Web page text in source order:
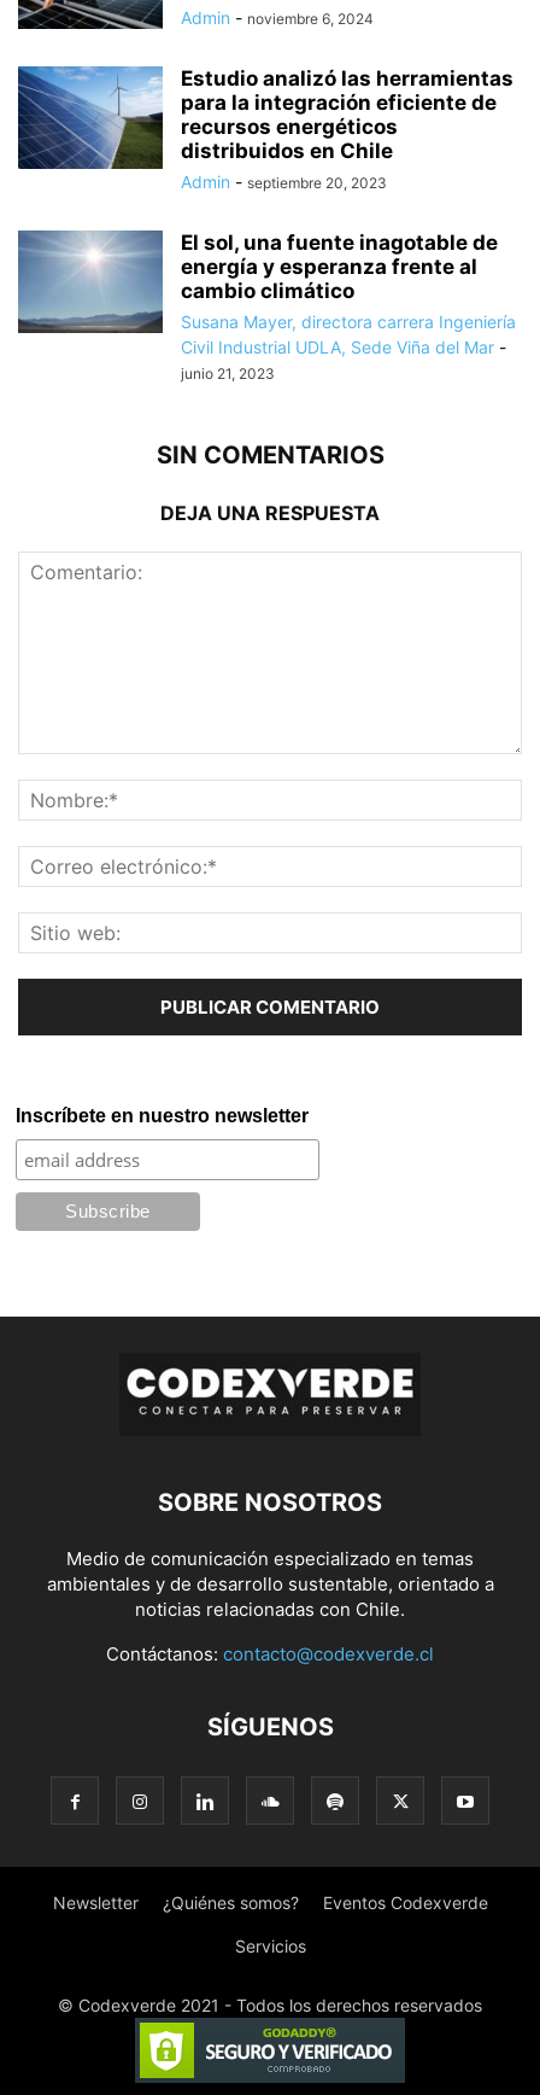
Admin - noviembre 6, 2024
Estudio analizó las herramientas
para la integración eficiente de
recursos energéticos
distribuidos en Chile
Admin - septiembre 20, 2023
El sol, una fuente inagotable de
energía y esperanza frente al
cambio climático
Susana Mayer, directora carrera Ingeniería
Civil Industrial UDLA, Sede Viña del Mar -
junio 21, 2023
SIN COMENTARIOS
DEJA UNA RESPUESTA
Inscríbete en nuestro newsletter
SOBRE NOSOTROS
Medio de comunicación especializado en temas
ambientales y de desarrollo sustentable, orientado a
noticias relacionadas con Chile.
Contáctanos: contacto@codexverde.cl
SÍGUENOS
Newsletter ¿Quiénes somos? Eventos Codexverde
Servicios
© Codexverde 2021 - Todos los derechos reservados